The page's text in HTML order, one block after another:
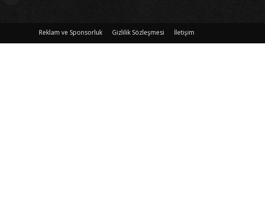
Reklam ve Sponsorluk Gizlilik Sözleşmesi İletişim